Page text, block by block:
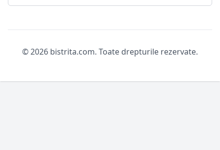
© 2026 bistrita.com. Toate drepturile rezervate.